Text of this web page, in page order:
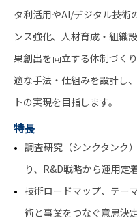
タ利活用やAI/デジタル技術
ンス強化、人材育成・組織
果創出を両立する体制づく
適な手法・仕組みを設計し
トの実現を目指します。
特長
調査研究（シンクタンク
り、R&D戦略から運用定
技術ロードマップ、テー
術と事業をつなぐ意思決